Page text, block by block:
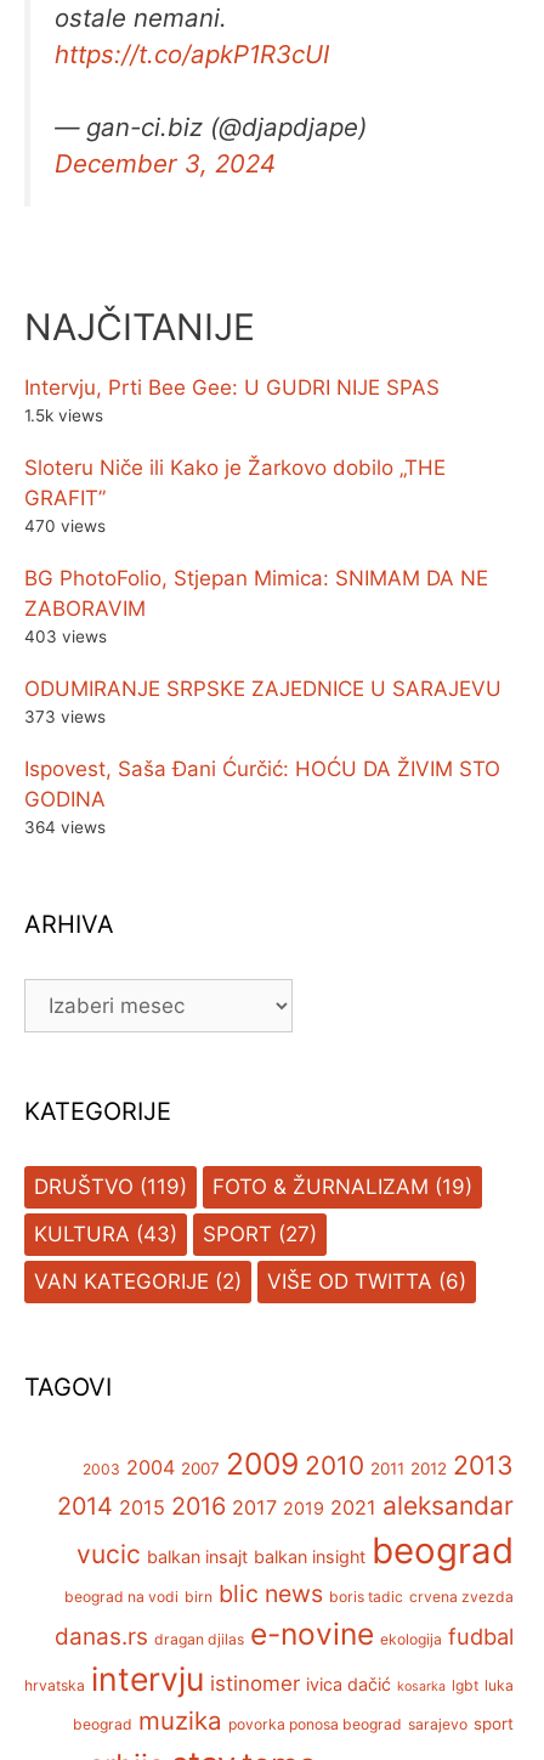
ostale nemani.
https://t.co/apkP1R3cUI
— gan-ci.biz (@djapdjape)
December 3, 2024
NAJČITANIJE
Intervju, Prti Bee Gee: U GUDRI NIJE SPAS
1.5k views
Sloteru Niče ili Kako je Žarkovo dobilo „THE
GRAFIT”
470 views
BG PhotoFolio, Stjepan Mimica: SNIMAM DA NE
ZABORAVIM
403 views
ODUMIRANJE SRPSKE ZAJEDNICE U SARAJEVU
373 views
Ispovest, Saša Đani Ćurčić: HOĆU DA ŽIVIM STO
GODINA
364 views
ARHIVA
ARHIVA
KATEGORIJE
DRUŠTVO (119) FOTO & ŽURNALIZAM (19)
KULTURA (43) SPORT (27)
VAN KATEGORIJE (2) VIŠE OD TWITTA (6)
TAGOVI
2003 2004 2007 2009 2010 2011 2012 2013
2014 2015 2016 2017 2019 2021 aleksandar
vucic balkan insajt balkan insight beograd
beograd na vodi birn blic news boris tadic crvena zvezda
danas.rs dragan djilas e-novine ekologija fudbal
hrvatska intervju istinomer ivica dačić kosarka lgbt luka
beograd muzika povorka ponosa beograd sarajevo sport